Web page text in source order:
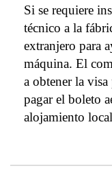
Si se requiere
técnico a la
extranjero para
máquina. El
a obtener la
pagar el boleto
alojamiento